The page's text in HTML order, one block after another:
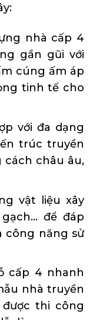
nhà cấp 4
gần gũi với
cúng ấm áp
tinh tế cho
với đa dạng
trúc truyền
cách châu âu,
vật liệu xây
để đáp
công năng sử
cấp 4 nhanh
nhà truyền
thi công